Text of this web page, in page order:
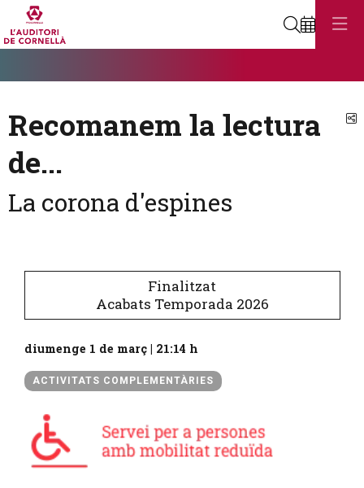
Cerca
Recomanem la lectura
de...
La corona d'espines
Finalitzat
Acabats Temporada 2026
diumenge 1 de març| 21:14 h
ACTIVITATS COMPLEMENTÀRIES